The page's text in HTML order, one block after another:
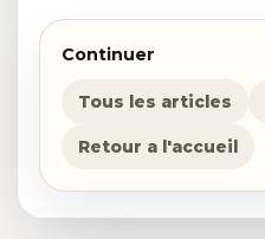
Continuer
Tous les articles
Retour a l'accueil